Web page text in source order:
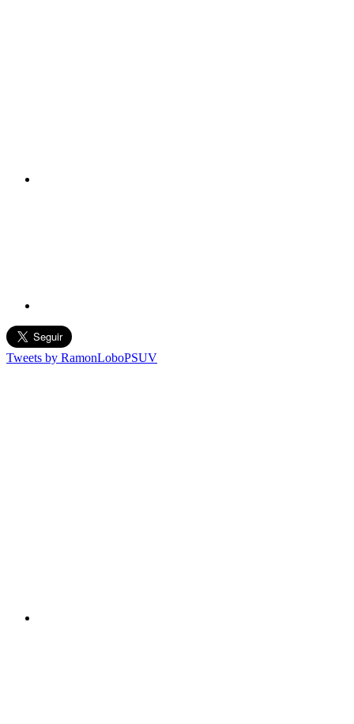
Tweets by RamonLoboPSUV